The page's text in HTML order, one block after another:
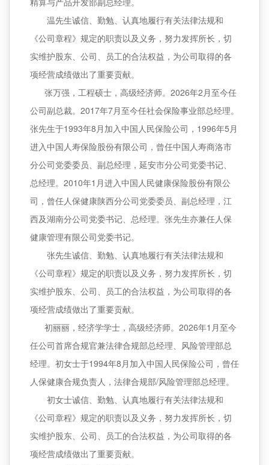
温先生诚信、勤勉、认真地履行有关法律法规和
《公司章程》规定的职责以及义务，努力发挥所长，切
实维护股东、公司、员工的合法权益，为公司取得的各
项经营成绩做出了重要贡献。
张万强，工程硕士，高级经济师。2026年2月至今任
公司副总裁。2017年7月至今任社会保险事业部总经理。
张先生于1993年8月加入中国人民保险公司，1996年5月
进入中国人寿保险股份有限公司，曾任中国人寿商洛市
分公司党委委员、副总经理，延安市分公司党委书记、
总经理。2010年1月进入中国人民健康保险股份有限公
司，曾任人保健康陕西分公司党委委员、副总经理，江
西及湖南分公司党委书记、总经理。张先生亦兼任人保
健康管理有限公司党委书记。
张先生诚信、勤勉、认真地履行有关法律法规和
《公司章程》规定的职责以及义务，努力发挥所长，切
实维护股东、公司、员工的合法权益，为公司取得的各
项经营成绩做出了重要贡献。
初丽丽，经济学学士，高级经济师。2026年1月至今
任公司首席合规官兼法律合规部总经理、风险管理部总
经理。初女士于1994年8月加入中国人民保险公司，曾任
人保健康合规负责人，法律合规部/风险管理部总经理。
初女士诚信、勤勉、认真地履行有关法律法规和
《公司章程》规定的职责以及义务，努力发挥所长，切
实维护股东、公司、员工的合法权益，为公司取得的各
项经营成绩做出了重要贡献。